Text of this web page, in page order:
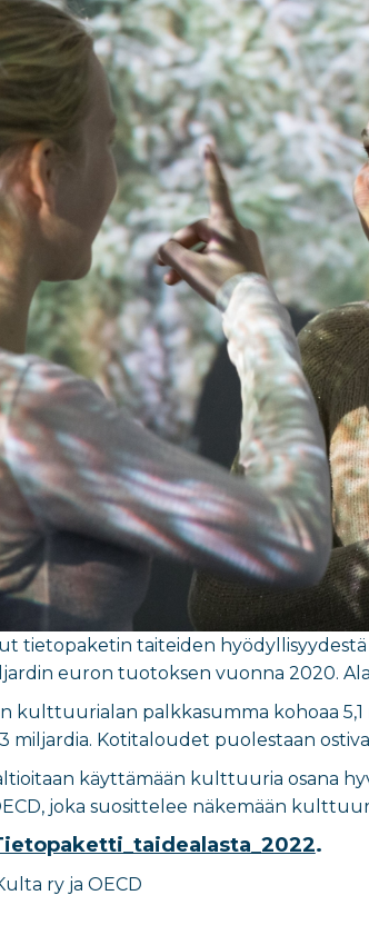
tietopaketin taiteiden
euron tuotoksen vuonna 2020.
kulttuurialan palkkasumma kohoaa
miljardia. Kotitaloudet puolestaan
käyttämään kulttuuria osana
joka suosittelee näkemään
.
ry ja OECD